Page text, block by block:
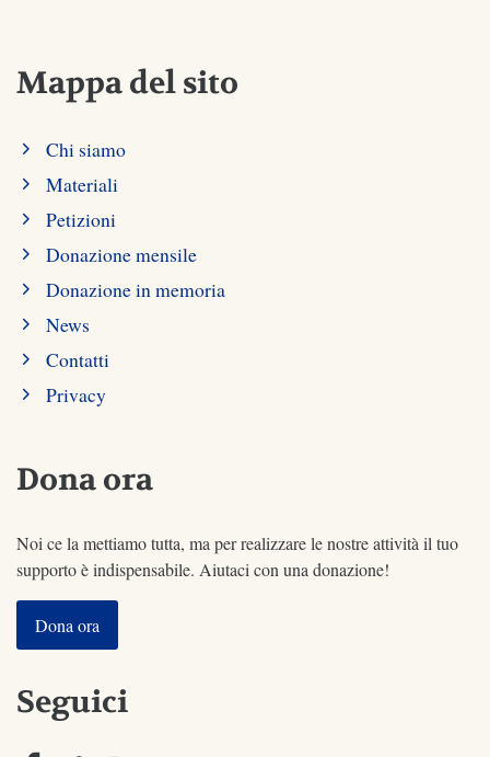
Mappa del sito
Chi siamo
Materiali
Petizioni
Donazione mensile
Donazione in memoria
News
Contatti
Privacy
Dona ora
Noi ce la mettiamo tutta, ma per realizzare le nostre attività il tuo
supporto è indispensabile. Aiutaci con una donazione!
Dona ora
Seguici